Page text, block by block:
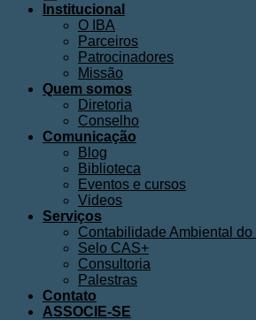
Institucional
O IBA
Parceiros
Patrocinadores
Missão
Quem somos
Diretoria
Conselho
Comunicação
Blog
Biblioteca
Eventos e cursos
Videos
Serviços
Contabilidade Ambiental do
Selo CAS+
Consultoria
Palestras
Contato
ASSOCIE-SE